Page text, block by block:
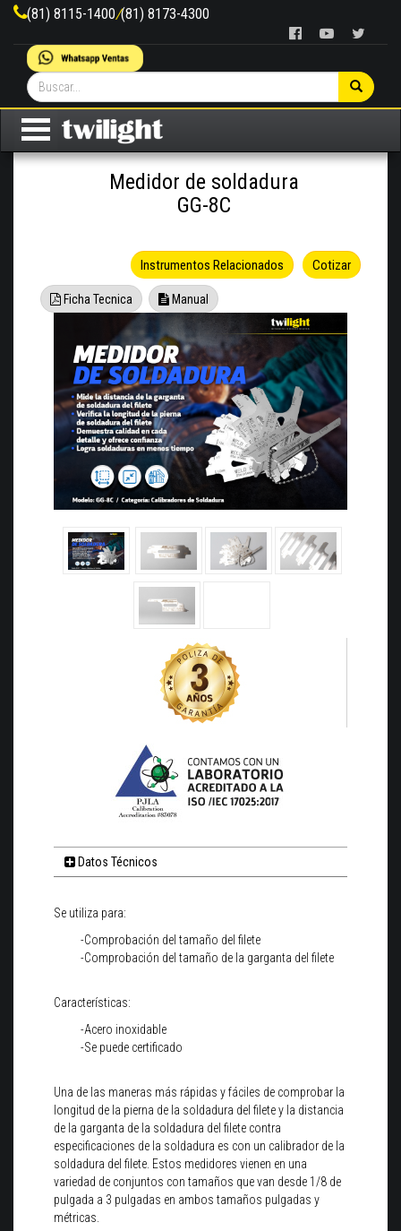
(81) 8115-1400/(81) 8173-4300
Medidor de soldadura
GG-8C
Cotizar
Instrumentos Relacionados
Ficha Tecnica Manual
Datos Técnicos
Se utiliza para:
-Comprobación del tamaño del filete
-Comprobación del tamaño de la garganta del filete
Características:
-Acero inoxidable
-Se puede certificado
Una de las maneras más rápidas y fáciles de comprobar la
longitud de la pierna de la soldadura del filete y la distancia
de la garganta de la soldadura del filete contra
especificaciones de la soldadura es con un calibrador de la
soldadura del filete. Estos medidores vienen en una
variedad de conjuntos con tamaños que van desde 1/8 de
pulgada a 3 pulgadas en ambos tamaños pulgadas y
métricas.